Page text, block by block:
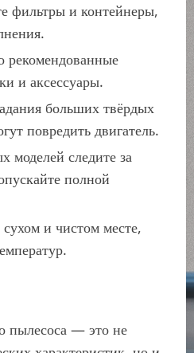
фильтры и контейнеры,
рекомендованные
и аксессуары.
больших твёрдых
повредить двигатель.
моделей следите за
полной
и чистом месте,
пылесоса — это не